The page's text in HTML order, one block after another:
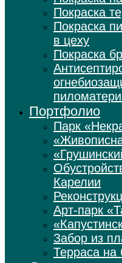
Покраска
Покраска
в цеху
Покраска
Портфолио
Парк
Карелии
Арт-парк
Забор из
Терраса на